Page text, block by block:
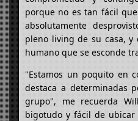
porque no es tan fácil
absolutamente
pleno living de su casa,
humano que se esconde
"Estamos un poquito en
destaca a determinadas
grupo", me recuerda
bigotudo y fácil de